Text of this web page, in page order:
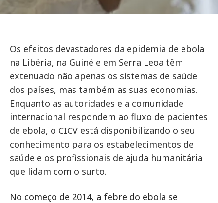
Os efeitos devastadores da epidemia de ebola
na Libéria, na Guiné e em Serra Leoa têm
extenuado não apenas os sistemas de saúde
dos países, mas também as suas economias.
Enquanto as autoridades e a comunidade
internacional respondem ao fluxo de pacientes
de ebola, o CICV está disponibilizando o seu
conhecimento para os estabelecimentos de
saúde e os profissionais de ajuda humanitária
que lidam com o surto.
No começo de 2014, a febre do ebola se